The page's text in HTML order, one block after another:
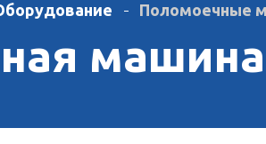
Поломоечные